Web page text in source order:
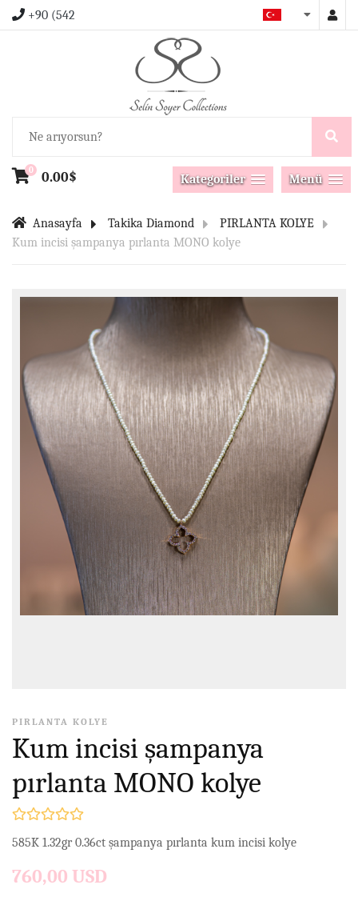
+90 (542
0 0.00$ Menü
Kategoriler
Anasayfa Takika Diamond
PIRLANTA KOLYE
Kum incisi şampanya pırlanta MONO kolye
PIRLANTA KOLYE
Kum incisi şampanya
pırlanta MONO kolye
585K 1.32gr 0.36ct şampanya pırlanta kum incisi kolye
760,00 USD